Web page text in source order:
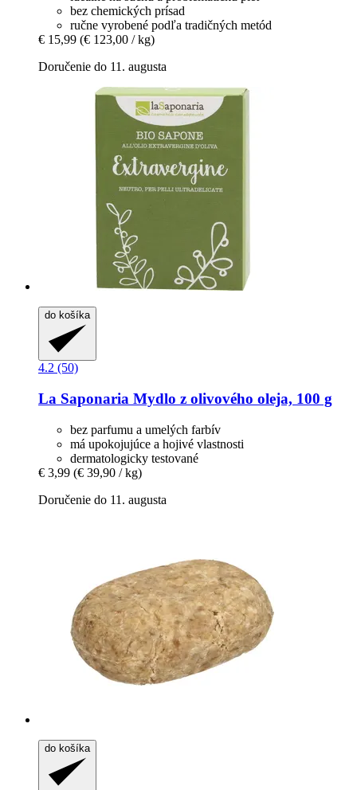
bez chemických prísad
ručne vyrobené podľa tradičných metód
€ 15,99 (€ 123,00 / kg)
Doručenie do 11. augusta
do košíka
4.2 (50)
La Saponaria Mydlo z olivového oleja, 100 g
bez parfumu a umelých farbív
má upokojujúce a hojivé vlastnosti
dermatologicky testované
€ 3,99 (€ 39,90 / kg)
Doručenie do 11. augusta
do košíka